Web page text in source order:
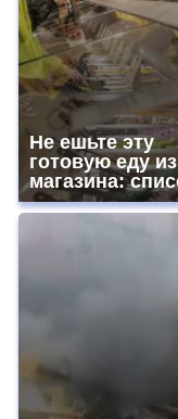
Не ешьте эту
готовую еду из
магазина: